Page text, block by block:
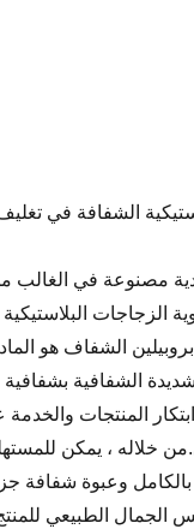
الشفافة في
في الغالب من
الزجاجات
شديدة الشفافية
المنتجات
خلاله ، يمكن
بالكامل وعبوة
الطبيعي